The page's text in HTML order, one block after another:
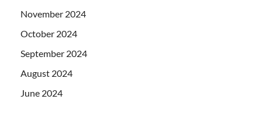
November 2024
October 2024
September 2024
August 2024
June 2024